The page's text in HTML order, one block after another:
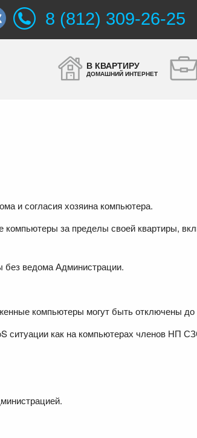
8 (812) 309-26-25
В КВАРТИРУ
ДОМАШНИЙ ИНТЕРНЕТ
и согласия хозяина компьютера.
за пределы своей квартиры,
без ведома Администрации.
компьютеры могут быть отключены до
как на компьютерах членов НП